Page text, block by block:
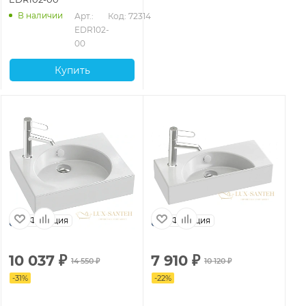
В наличии
Арт.:
EDR102-
00
Код: 72314
Купить
Франция
10 037 ₽ 14 550₽
-31%
Франция
7 910 ₽ 10 120₽
-22%